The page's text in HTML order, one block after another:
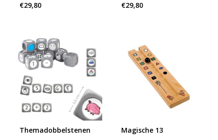
€29,80 €29,80
Themadobbelstenen Magische 13